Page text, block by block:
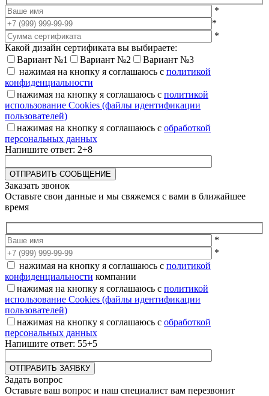
*
*
*
Какой дизайн сертификата вы выбираете:
Вариант №1
Вариант №2
Вариант №3
нажимая на кнопку я соглашаюсь с политикой
конфиденциальности
нажимая на кнопку я соглашаюсь с политикой
использование Cookies (файлы идентификации
пользователей)
нажимая на кнопку я соглашаюсь с обработкой
персональных данных
Напишите ответ: 2+8
Заказать звонок
Оставьте свои данные и мы свяжемся с вами в ближайшее
время
*
*
нажимая на кнопку я соглашаюсь с политикой
конфиденциальности компании
нажимая на кнопку я соглашаюсь с политикой
использование Cookies (файлы идентификации
пользователей)
нажимая на кнопку я соглашаюсь с обработкой
персональных данных
Напишите ответ: 55+5
Задать вопрос
Оставьте ваш вопрос и наш специалист вам перезвонит